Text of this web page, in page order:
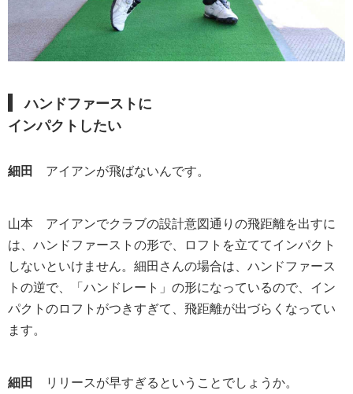
ハンドファーストに
インパクトしたい
細田 アイアンが飛ばないんです。
山本 アイアンでクラブの設計意図通りの飛距離を出すに
は、ハンドファーストの形で、ロフトを立ててインパクト
しないといけません。細田さんの場合は、ハンドファース
トの逆で、「ハンドレート」の形になっているので、イン
パクトのロフトがつきすぎて、飛距離が出づらくなってい
ます。
細田 リリースが早すぎるということでしょうか。